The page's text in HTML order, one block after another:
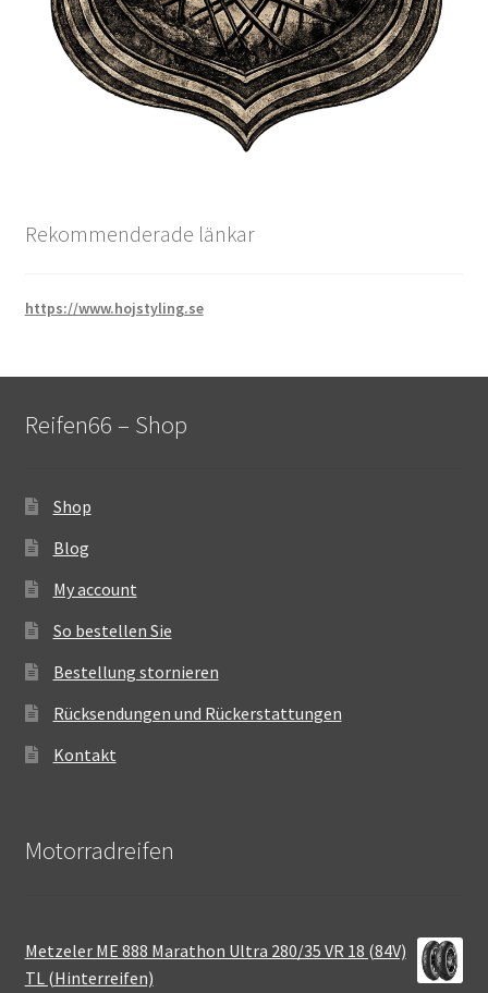
Rekommenderade länkar
https://www.hojstyling.se
Reifen66 – Shop
Shop
Blog
My account
So bestellen Sie
Bestellung stornieren
Rücksendungen und Rückerstattungen
Kontakt
Motorradreifen
Metzeler ME 888 Marathon Ultra 280/35 VR 18 (84V)
TL (Hinterreifen)